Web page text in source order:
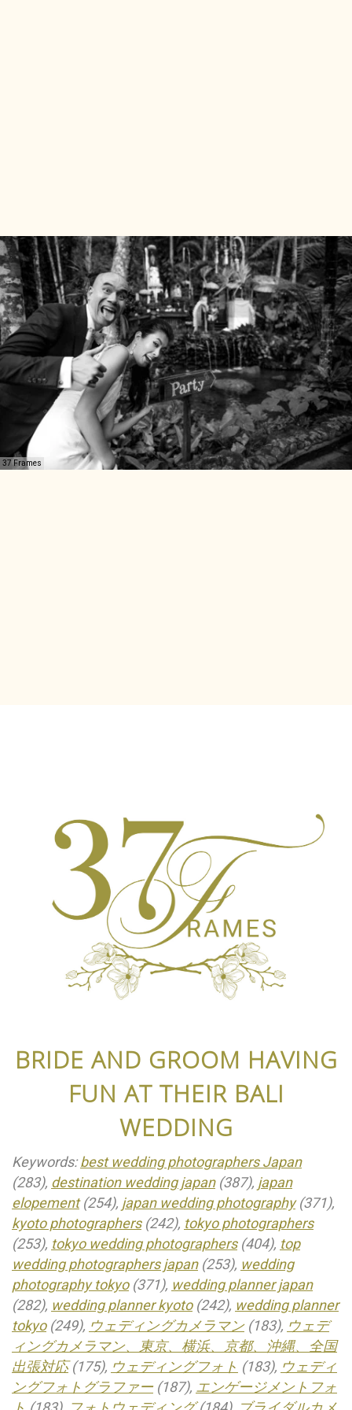
37 Frames
BRIDE AND GROOM HAVING
FUN AT THEIR BALI
WEDDING
Keywords:best wedding photographers Japan
(283), destination wedding japan(387), japan
elopement(254), japan wedding photography(371),
kyoto photographers(242), tokyo photographers
(253), tokyo wedding photographers(404), top
wedding photographers japan(253), wedding
photography tokyo(371), wedding planner japan
(282), wedding planner kyoto(242), wedding planner
tokyo(249), ウェディングカメラマン(183), ウェデ
ィングカメラマン、東京、横浜、京都、沖縄、全国
出張対応(175), ウェディングフォト (183), ウェディ
ングフォトグラファー(187), エンゲージメントフォ